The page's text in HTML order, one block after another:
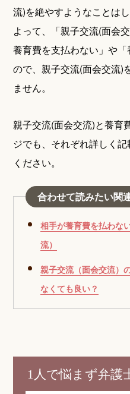
流)を絶やすようなことは
よって、「親子交流(面会
養育費を支払わない」や
ので、親子交流(面会交流)
ません。
親子交流(面会交流)と養育
ジでも、それぞれ詳しく
ください。
合わせて読みたい関
相手が養育費を払わな
流）
親子交流（面会交流）
なくても良い？
1人で悩まず弁護